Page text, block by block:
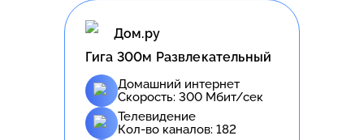
Дом.ру
Гига 300м Развлекательный
Домашний интернет
Скорость: 300 Мбит/сек
Телевидение
Кол-во каналов: 182